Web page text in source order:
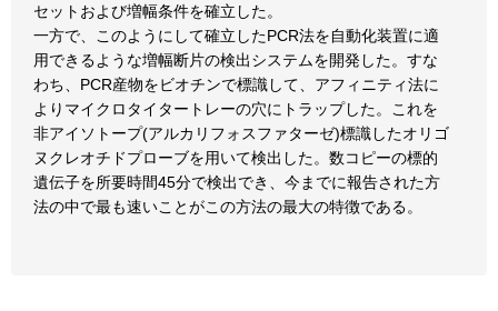
セットおよび増幅条件を確立した。
一方で、このようにして確立したPCR法を自動化装置に適
用できるような増幅断片の検出システムを開発した。すな
わち、PCR産物をビオチンで標識して、アフィニティ法に
よりマイクロタイタートレーの穴にトラップした。これを
非アイソトープ(アルカリフォスファターゼ)標識したオリゴ
ヌクレオチドプローブを用いて検出した。数コピーの標的
遺伝子を所要時間45分で検出でき、今までに報告された方
法の中で最も速いことがこの方法の最大の特徴である。